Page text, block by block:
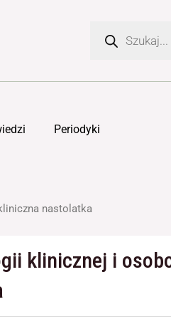
Periodyki
nastolatka
klinicznej i